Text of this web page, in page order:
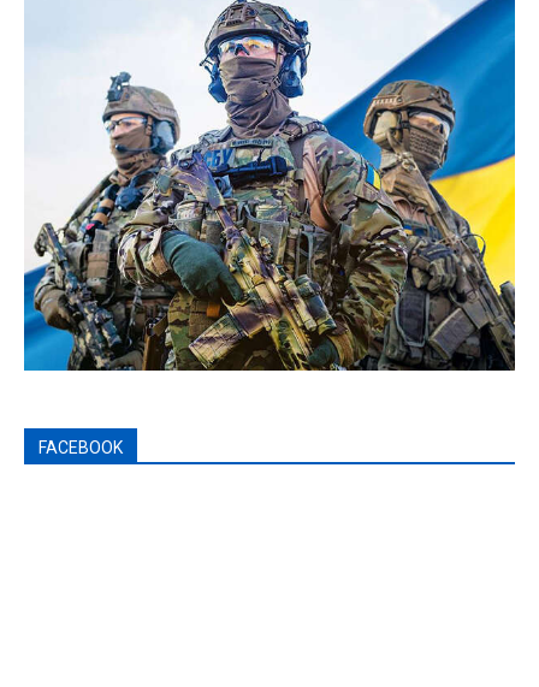
FACEBOOK